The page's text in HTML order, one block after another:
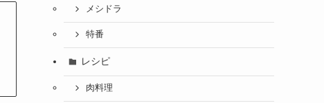
メシドラ
特番
レシピ
肉料理